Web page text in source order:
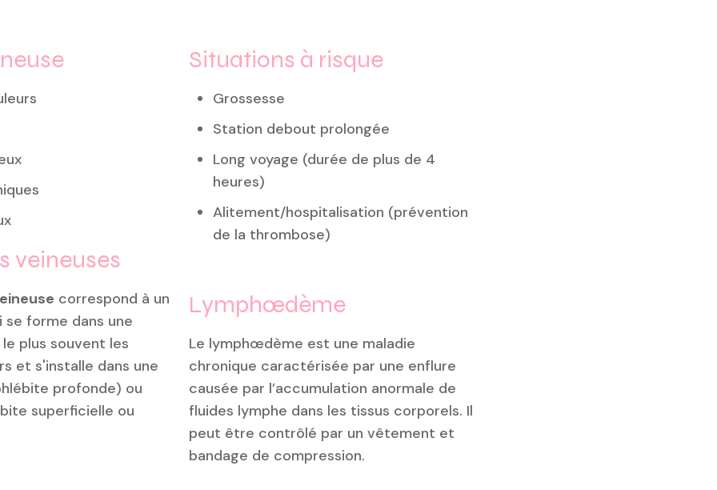
veineuses
correspond à un
forme dans une
plus souvent les
et s'installe dans une
profonde) ou
superficielle ou
Situations à risque
Grossesse
Station debout prolongée
Long voyage (durée de plus de 4
heures)
Alitement/hospitalisation (prévention
de la thrombose)
Lymphœdème
Le lymphœdème est une maladie
chronique caractérisée par une enflure
causée par l’accumulation anormale de
fluides lymphe dans les tissus corporels. Il
peut être contrôlé par un vêtement et
bandage de compression.